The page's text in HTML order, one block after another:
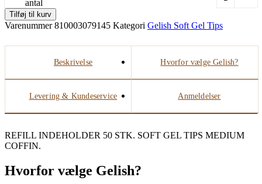
antal
Tilføj til kurv
Varenummer810003079145 Kategori Gelish Soft Gel Tips
Beskrivelse Hvorfor vælge Gelish?
Levering & Kundeservice Anmeldelser
REFILL INDEHOLDER 50 STK. SOFT GEL TIPS MEDIUM
COFFIN.
Hvorfor vælge Gelish?